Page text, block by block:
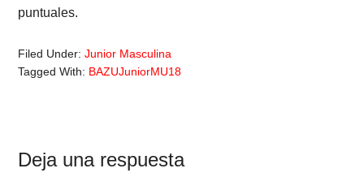
puntuales.
Filed Under:Junior Masculina
Tagged With: BAZUJuniorMU18
Reader
Deja una respuesta